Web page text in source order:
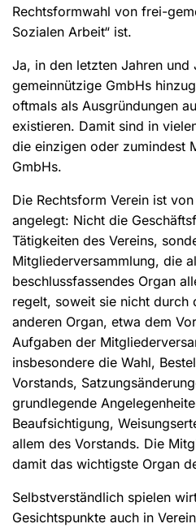
Rechtsformwahl von frei-
Sozialen Arbeit“ ist.
Ja, in den letzten Jahren und
gemeinnützige GmbHs
oftmals als Ausgründungen
existieren. Damit sind in
die einzigen oder zumindest
GmbHs.
Die Rechtsform Verein ist
angelegt: Nicht die
Tätigkeiten des Vereins,
Mitgliederversammlung, die
beschlussfassendes Organ
regelt, soweit sie nicht durch
anderen Organ, etwa dem
Aufgaben der
insbesondere die Wahl,
Vorstands,
grundlegende
Beaufsichtigung,
allem des Vorstands. Die
damit das wichtigste Organ
Selbstverständlich spielen
Gesichtspunkte auch in